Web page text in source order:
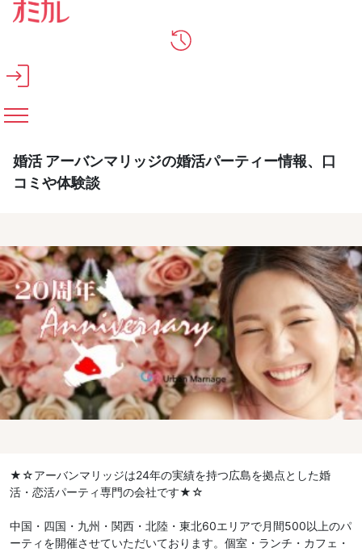
メインコンテンツへスキップ
婚活 アーバンマリッジの婚活パーティー情報、口
コミや体験談
★☆アーバンマリッジは24年の実績を持つ広島を拠点とした婚
活・恋活パーティ専門の会社です★☆
中国・四国・九州・関西・北陸・東北60エリアで月間500以上のパ
ーティを開催させていただいております。個室・ランチ・カフェ・